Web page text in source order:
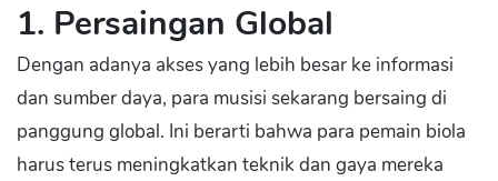
1. Persaingan Global
Dengan adanya akses yang lebih besar ke informasi
dan sumber daya, para musisi sekarang bersaing di
panggung global. Ini berarti bahwa para pemain biola
harus terus meningkatkan teknik dan gaya mereka